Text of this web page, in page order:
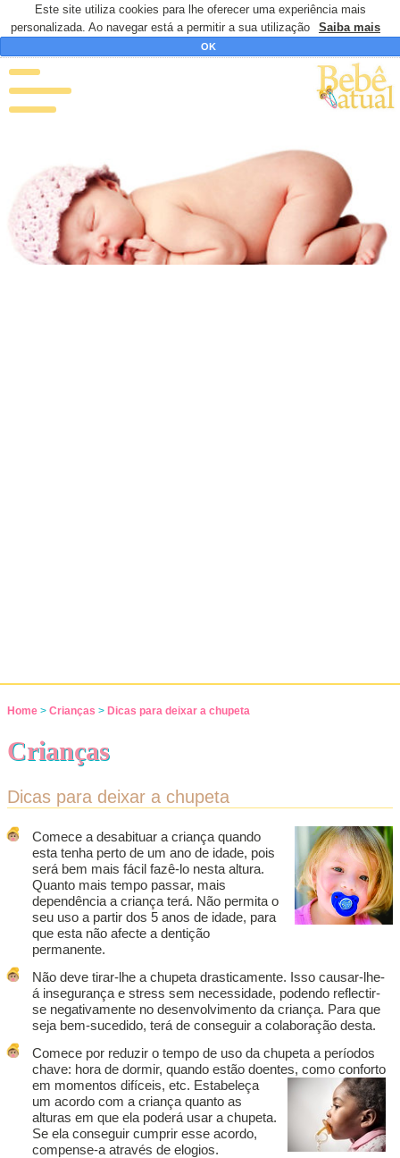
Este site utiliza cookies para lhe oferecer uma experiência mais
personalizada. Ao navegar está a permitir a sua utilização
Saiba mais
OK
Home > Crianças > Dicas para deixar a chupeta
Crianças
Dicas para deixar a chupeta
Comece a desabituar a criança quando
esta tenha perto de um ano de idade, pois
será bem mais fácil fazê-lo nesta altura.
Quanto mais tempo passar, mais
dependência a criança terá. Não permita o
seu uso a partir dos 5 anos de idade, para
que esta não afecte a dentição
permanente.
Não deve tirar-lhe a chupeta drasticamente. Isso causar-lhe-
á insegurança e stress sem necessidade, podendo reflectir-
se negativamente no desenvolvimento da criança. Para que
seja bem-sucedido, terá de conseguir a colaboração desta.
Comece por reduzir o tempo de uso da chupeta a períodos
chave: hora de dormir, quando estão doentes, como conforto
em momentos difíceis, etc. Estabeleça
um acordo com a criança quanto as
alturas em que ela poderá usar a chupeta.
Se ela conseguir cumprir esse acordo,
compense-a através de elogios.